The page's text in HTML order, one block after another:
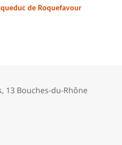
de Roquefavour
, 13 Bouches-du-Rhône